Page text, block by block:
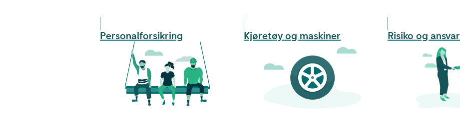
Personalforsikring Kjøretøy og maskiner Risiko og ansvar